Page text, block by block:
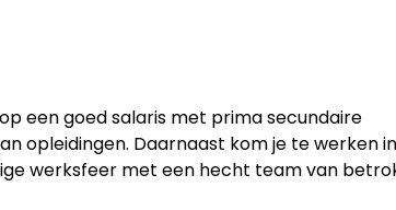
een goed salaris met prima secundaire
opleidingen. Daarnaast kom je te werken
werksfeer met een hecht team van